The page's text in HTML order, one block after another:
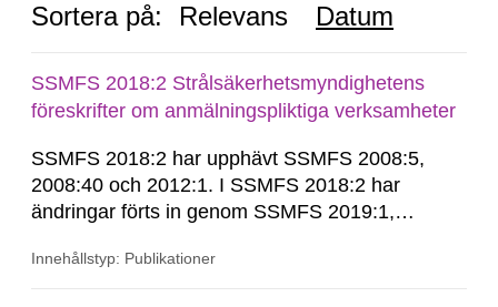
Sortera på: Relevans Datum
SSMFS 2018:2 Strålsäkerhetsmyndighetens
föreskrifter om anmälningspliktiga verksamheter
SSMFS 2018:2 har upphävt SSMFS 2008:5,
2008:40 och 2012:1. I SSMFS 2018:2 har
ändringar förts in genom SSMFS 2019:1,
Innehållstyp: Publikationer